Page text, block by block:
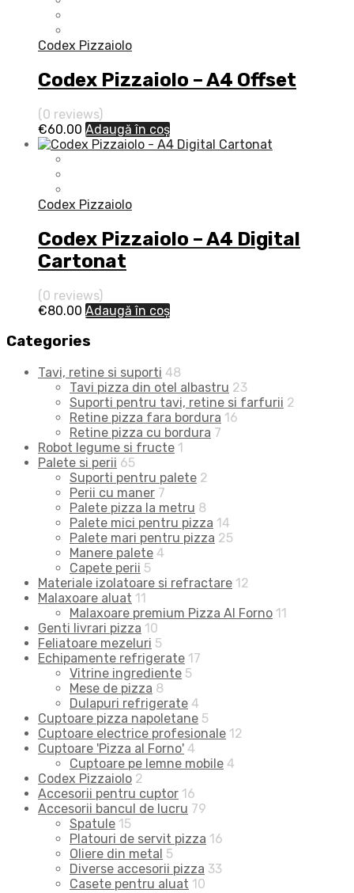
Codex Pizzaiolo
Codex Pizzaiolo – A4 Offset
(0 reviews)
€60.00 Adaugă în coș
Codex Pizzaiolo
Codex Pizzaiolo – A4 Digital
Cartonat
(0 reviews)
€80.00 Adaugă în coș
Categories
Tavi, retine si suporti 48
Tavi pizza din otel albastru 23
Suporti pentru tavi, retine si farfurii 2
Retine pizza fara bordura 16
Retine pizza cu bordura 7
Robot legume si fructe 1
Palete si perii 65
Suporti pentru palete 2
Perii cu maner 7
Palete pizza la metru 8
Palete mici pentru pizza 14
Palete mari pentru pizza 25
Manere palete 4
Capete perii 5
Materiale izolatoare si refractare 12
Malaxoare aluat 11
Malaxoare premium Pizza Al Forno 11
Genti livrari pizza 10
Feliatoare mezeluri 5
Echipamente refrigerate 17
Vitrine ingrediente 5
Mese de pizza 8
Dulapuri refrigerate 4
Cuptoare pizza napoletane 5
Cuptoare electrice profesionale 12
Cuptoare 'Pizza al Forno' 4
Cuptoare pe lemne mobile 4
Codex Pizzaiolo 2
Accesorii pentru cuptor 16
Accesorii bancul de lucru 79
Spatule 15
Platouri de servit pizza 16
Oliere din metal 5
Diverse accesorii pizza 33
Casete pentru aluat 10